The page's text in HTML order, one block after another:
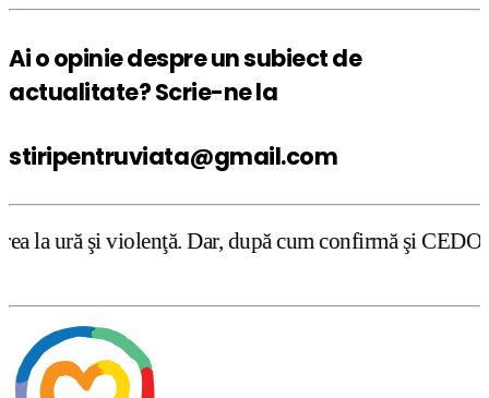
Ai o opinie despre un subiect de
actualitate? Scrie-ne la
stiripentruviata@gmail.com
Dar, după cum confirmă şi CEDO în cazul